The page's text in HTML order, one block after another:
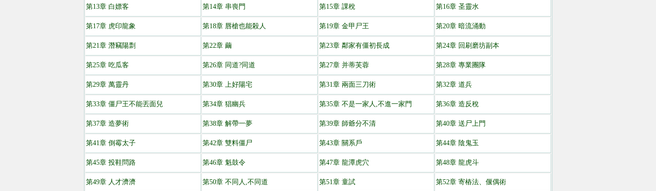
第13章 白嫖客 第14章 串喪門 第15章 課稅 第16章 圣靈水
第17章 虎印龍象 第18章 唇槍也能殺人 第19章 金甲尸王 第20章 暗流涌動
第21章 潛竊陽剽 第22章 繭 第23章 鄰家有僵初長成 第24章 回刷磨坊副本
第25章 吃瓜客 第26章 同道?同道 第27章 并蒂芙蓉 第28章 專業團隊
第29章 萬靈丹 第30章 上好陽宅 第31章 兩面三刀術 第32章 道兵
第33章 僵尸王不能丟面兒 第34章 猖幽兵 第35章 不是一家人,不進一家門 第36章 造反稅
第37章 造夢術 第38章 解帶一夢 第39章 師爺分不清 第40章 送尸上門
第41章 倒霉太子 第42章 雙料僵尸 第43章 關系戶 第44章 陰鬼玉
第45章 投鞋問路 第46章 魁鼓令 第47章 龍潭虎穴 第48章 龍虎斗
第49章 人才濟濟 第50章 不同人,不同道 第51章 童試 第52章 寄樁法、偃偶術